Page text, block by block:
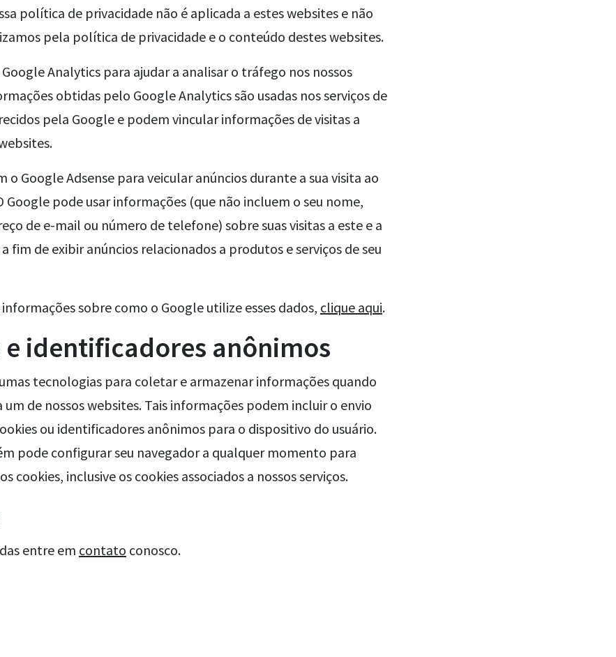
política de privacidade não é aplicada a estes websites e não
pela política de privacidade e o conteúdo destes websites.
Google Analytics para ajudar a analisar o tráfego nos nossos
obtidas pelo Google Analytics são usadas nos serviços de
pela Google e podem vincular informações de visitas a
o Google Adsense para veicular anúncios durante a sua visita ao
Google pode usar informações (que não incluem o seu nome,
de e-mail ou número de telefone) sobre suas visitas a este e a
fim de exibir anúncios relacionados a produtos e serviços de seu
sobre como o Google utilize esses dados, clique aqui.
e identificadores anônimos
tecnologias para coletar e armazenar informações quando
um de nossos websites. Tais informações podem incluir o envio
ou identificadores anônimos para o dispositivo do usuário.
pode configurar seu navegador a qualquer momento para
cookies, inclusive os cookies associados a nossos serviços.
entre em contato conosco.